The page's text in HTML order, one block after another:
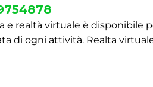
realtà virtuale è disponibile
di ogni attività. Realta